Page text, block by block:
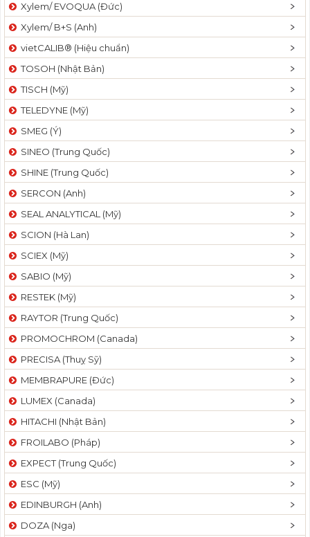
v
a
t
n
Xylem/ EVOQUA (Đức)
Xylem/ B+S (Anh)
vietCALIB® (Hiệu chuẩn)
TOSOH (Nhật Bản)
TISCH (Mỹ)
TELEDYNE (Mỹ)
SMEG (Ý)
SINEO (Trung Quốc)
SHINE (Trung Quốc)
SERCON (Anh)
SEAL ANALYTICAL (Mỹ)
SCION (Hà Lan)
SCIEX (Mỹ)
SABIO (Mỹ)
RESTEK (Mỹ)
RAYTOR (Trung Quốc)
PROMOCHROM (Canada)
PRECISA (Thuỵ Sỹ)
MEMBRAPURE (Đức)
LUMEX (Canada)
HITACHI (Nhật Bản)
FROILABO (Pháp)
EXPECT (Trung Quốc)
ESC (Mỹ)
EDINBURGH (Anh)
DOZA (Nga)